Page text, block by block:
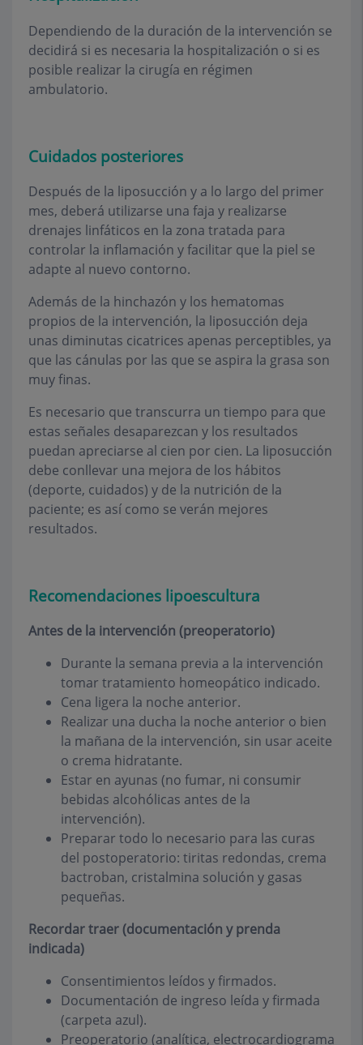
Dependiendo de la duración de la intervención se
decidirá si es necesaria la hospitalización o si es
posible realizar la cirugía en régimen
ambulatorio.
Cuidados posteriores
Después de la liposucción y a lo largo del primer
mes, deberá utilizarse una faja y realizarse
drenajes linfáticos en la zona tratada para
controlar la inflamación y facilitar que la piel se
adapte al nuevo contorno.
Además de la hinchazón y los hematomas
propios de la intervención, la liposucción deja
unas diminutas cicatrices apenas perceptibles, ya
que las cánulas por las que se aspira la grasa son
muy finas.
Es necesario que transcurra un tiempo para que
estas señales desaparezcan y los resultados
puedan apreciarse al cien por cien. La liposucción
debe conllevar una mejora de los hábitos
(deporte, cuidados) y de la nutrición de la
paciente; es así como se verán mejores
resultados.
Recomendaciones lipoescultura
Antes de la intervención (preoperatorio)
Durante la semana previa a la intervención
tomar tratamiento homeopático indicado.
Cena ligera la noche anterior.
Realizar una ducha la noche anterior o bien
la mañana de la intervención, sin usar aceite
o crema hidratante.
Estar en ayunas (no fumar, ni consumir
bebidas alcohólicas antes de la
intervención).
Preparar todo lo necesario para las curas
del postoperatorio: tiritas redondas, crema
bactroban, cristalmina solución y gasas
pequeñas.
Recordar traer (documentación y prenda
indicada)
Consentimientos leídos y firmados.
Documentación de ingreso leída y firmada
(carpeta azul).
Preoperatorio (analítica, electrocardiograma